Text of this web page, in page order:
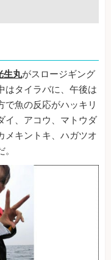
生丸がスロージギング
はタイラバに、午後は
で魚の反応がハッキリ
イ、アコウ、マトウダ
メキントキ、ハガツオ